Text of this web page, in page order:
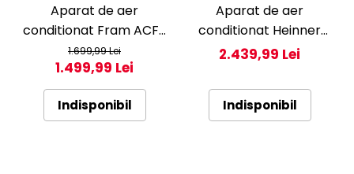
Aparat de aer
conditionat Fram ACF-
HS12KITWIFI++, 12000
BTU, Wifi, Kit instalare
inclus, Functie Sleep,
Clasa A++
1.699,99 Lei
1.499,99 Lei
Indisponibil
Aparat de aer
conditionat Heinner
Pearl 12000 BTU Wi-Fi,
Smart, functie
Follow/Avoid you, HAC-
2.439,99 Lei
Indisponibil